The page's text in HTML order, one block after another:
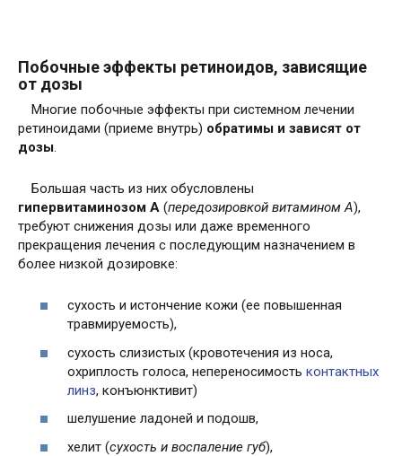
Побочные эффекты ретиноидов, зависящие
от дозы
Многие побочные эффекты при системном лечении
ретиноидами (приеме внутрь) обратимы и зависят от
дозы
Большая часть из них обусловлены
гипервитаминозом А (передозировкой витамином А),
требуют снижения дозы или даже временного
прекращения лечения с последующим назначением в
более низкой дозировке:
сухость и истончение кожи (ее повышенная
травмируемость),
сухость слизистых (кровотечения из носа,
охриплость голоса, непереносимость контактных
линз, конъюнктивит)
шелушение ладоней и подошв,
хелит (сухость и воспаление губ),